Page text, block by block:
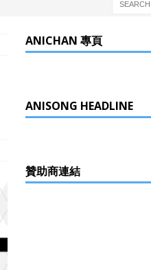
ANICHAN 專頁
ANISONG HEADLINE
贊助商連結